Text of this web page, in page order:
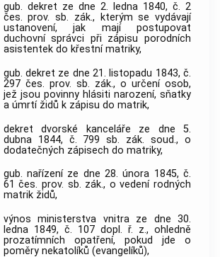
gub. dekret ze dne 2. ledna 1840, č. 2
čes. prov. sb. zák., kterým se vydávají
ustanovení, jak mají postupovat
duchovní správci při zápisu porodních
asistentek do křestní matriky,
gub. dekret ze dne 21. listopadu 1843, č.
297 čes. prov. sb. zák., o určení osob,
jež jsou povinny hlásiti narození, sňatky
a úmrtí židů k zápisu do matrik,
dekret dvorské kanceláře ze dne 5.
dubna 1844, č. 799 sb. zák. soud., o
dodatečných zápisech do matriky,
gub. nařízení ze dne 28. února 1845, č.
61 čes. prov. sb. zák., o vedení rodných
matrik židů,
výnos ministerstva vnitra ze dne 30.
ledna 1849, č. 107 dopl. ř. z., ohledně
prozatímních opatření, pokud jde o
poměry nekatolíků (evangelíků),